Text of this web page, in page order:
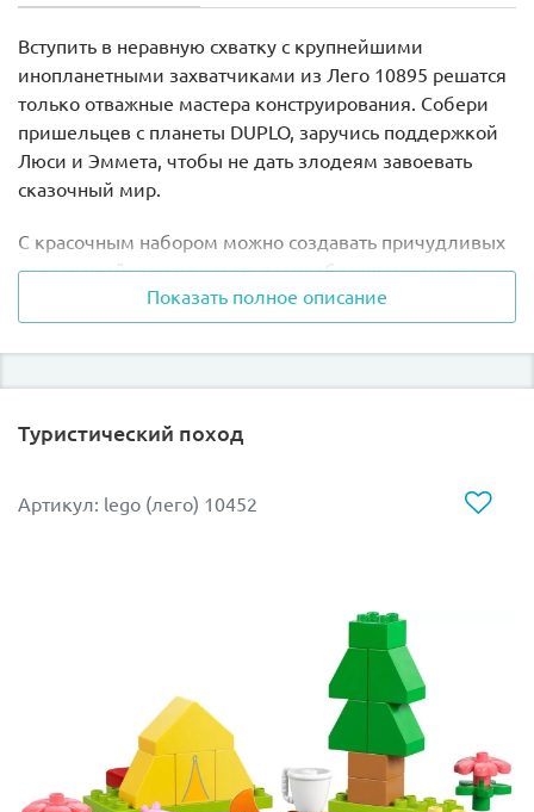
Вступить в неравную схватку с крупнейшими
инопланетными захватчиками из Лего 10895 решатся
только отважные мастера конструирования. Собери
пришельцев с планеты DUPLO, заручись поддержкой
Люси и Эммета, чтобы не дать злодеям завоевать
сказочный мир.
С красочным набором можно создавать причудливых
персонажей, придумывать разнообразные сюжеты,
разрабатывать необычные спасательные операции.
Как бы не изменялся ход каждой новой истории,
победа должна быть на стороне добра.
кинули свои самые мощные силы. В набор вошли 3
и маленький проворный разведчик.
горку, у второго – синие щупальца, как у осьминога,
третий похож на экзотическое цветущее растение. Но
так ли они безобидны, как кажутся?
Люси с Эмметом нужно быть предельно осторожными
и научиться распознавать угрозу. Ведь постройка в
виде горки – это пришелец с открытой пастью и
Показать полное описание
Туристический поход
Артикул: lego (лего) 10452